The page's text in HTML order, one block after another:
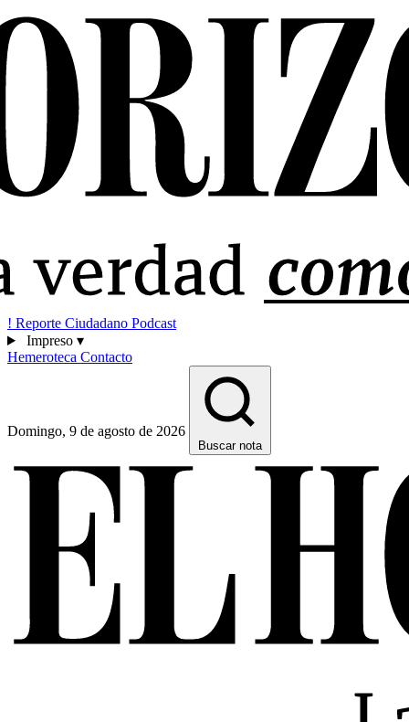
! Reporte Ciudadano Podcast
Impreso ▾
Hemeroteca Contacto
Domingo, 9 de agosto de 2026
Buscar nota